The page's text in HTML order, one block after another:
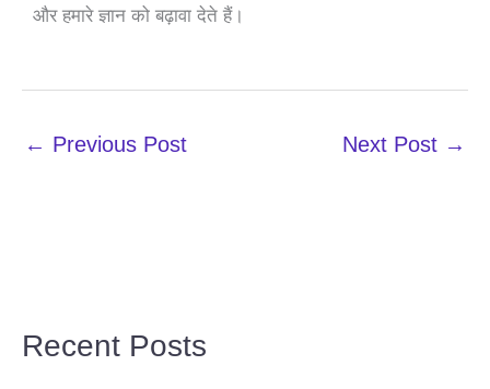
और हमारे ज्ञान को बढ़ावा देते हैं।
← Previous Post Next Post →
Recent Posts